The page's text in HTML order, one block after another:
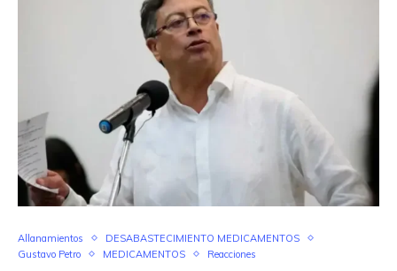
Allanamientos
DESABASTECIMIENTO MEDICAMENTOS
Gustavo Petro
MEDICAMENTOS Reacciones